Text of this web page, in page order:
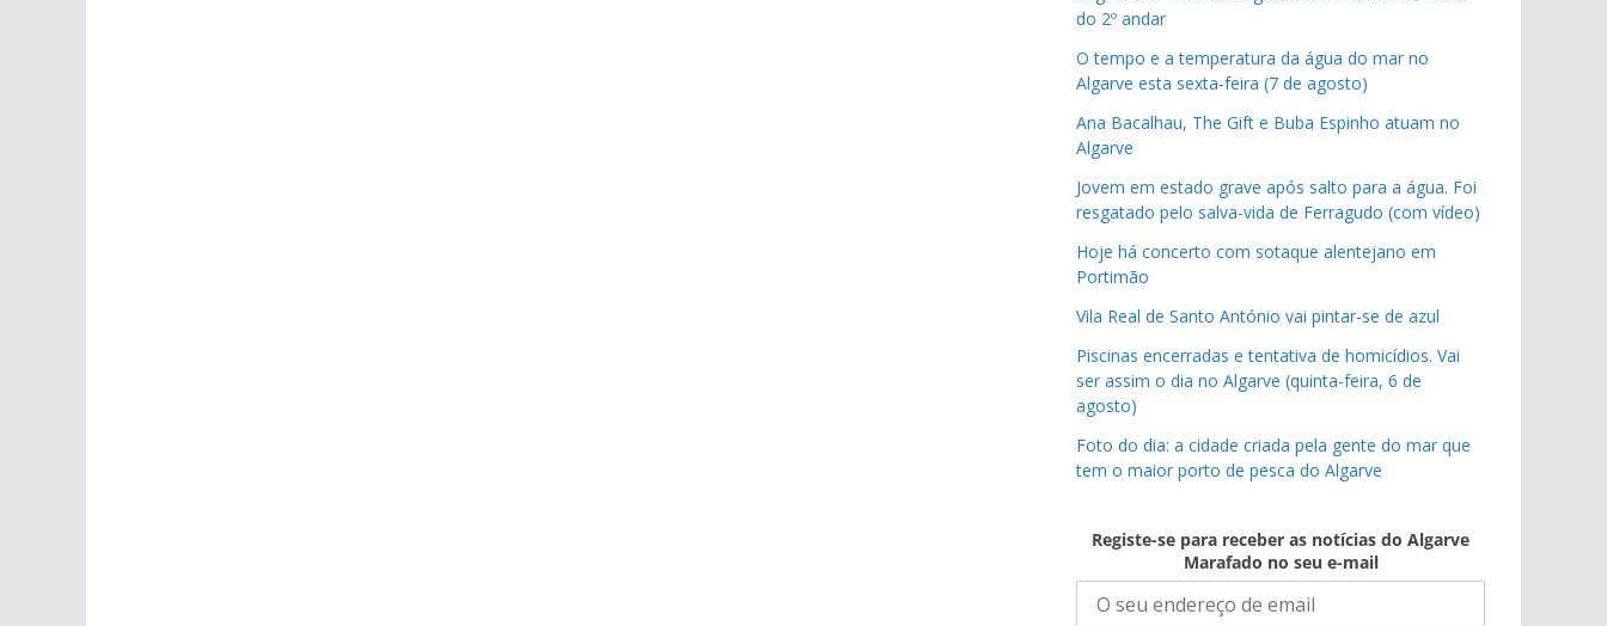
do 2º andar
O tempo e a temperatura da água do mar no
Algarve esta sexta-feira (7 de agosto)
Ana Bacalhau, The Gift e Buba Espinho atuam no
Algarve
Jovem em estado grave após salto para a água. Foi
resgatado pelo salva-vida de Ferragudo (com vídeo)
Hoje há concerto com sotaque alentejano em
Portimão
Vila Real de Santo António vai pintar-se de azul
Piscinas encerradas e tentativa de homicídios. Vai
ser assim o dia no Algarve (quinta-feira, 6 de
agosto)
Foto do dia: a cidade criada pela gente do mar que
tem o maior porto de pesca do Algarve
Registe-se para receber as notícias do Algarve
Marafado no seu e-mail